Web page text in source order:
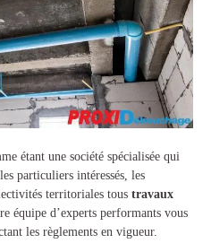
étant une société spécialisée qui
particuliers intéressés, les
territoriales tous travaux
équipe d’experts performants vous
les règlements en vigueur.